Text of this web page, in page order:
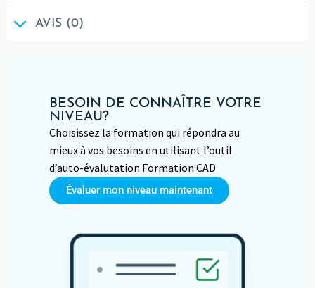
AVIS (0)
BESOIN DE CONNAÎTRE VOTRE
NIVEAU?
Choisissez la formation qui répondra au
mieux à vos besoins en utilisant l’outil
d’auto-évalutation Formation CAD
Évaluer mon niveau maintenant